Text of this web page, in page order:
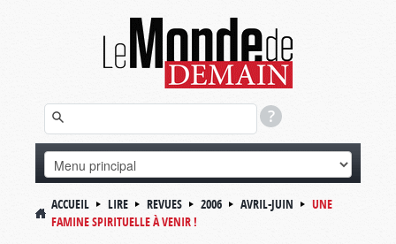
ACCUEIL LIRE REVUES 2006 AVRIL-JUIN
UNE
FAMINE SPIRITUELLE À VENIR !